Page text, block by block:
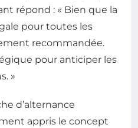
répond : « Bien que la
pour toutes les
recommandée.
pour anticiper les
»
d’alternance
appris le concept